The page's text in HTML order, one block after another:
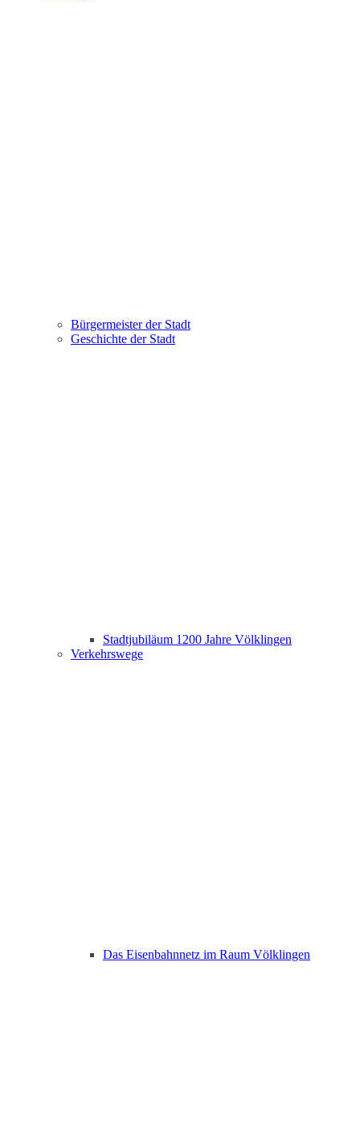
Bürgermeister der Stadt
Geschichte der Stadt
Stadtjubiläum 1200 Jahre Völklingen
Verkehrswege
Das Eisenbahnnetz im Raum Völklingen